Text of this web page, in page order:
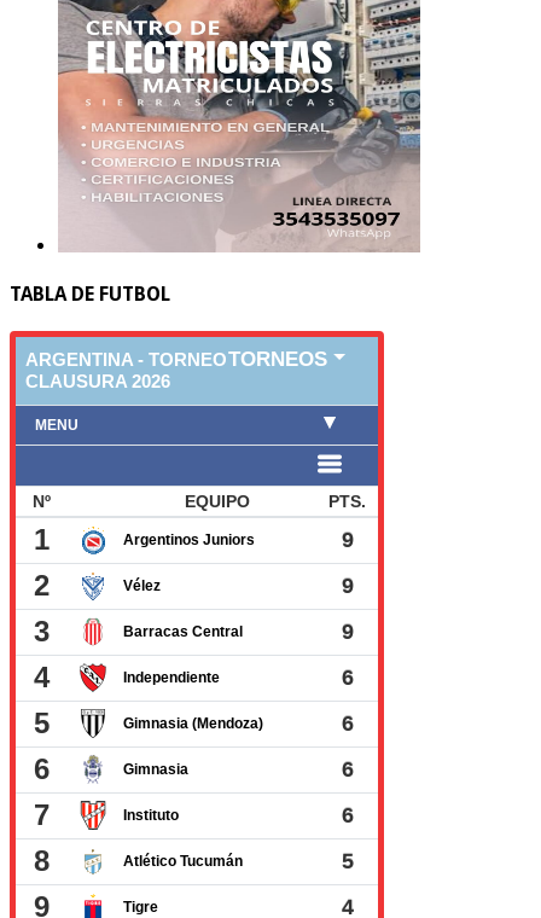
TABLA DE FUTBOL